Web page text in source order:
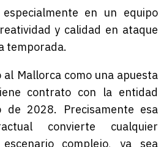
en un equipo
y calidad en ataque
temporada.
al Mallorca como una apuesta
contrato con la entidad
de 2028. Precisamente esa
convierte cualquier
complejo, ya sea